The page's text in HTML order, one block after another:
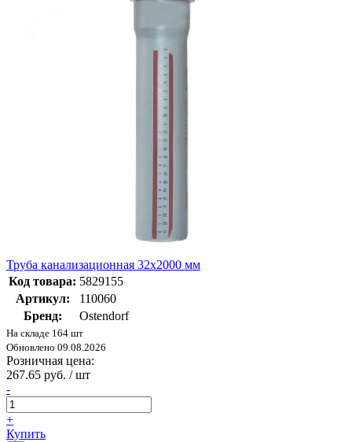
Труба канализационная 32х2000 мм
Код товара: 5829155
Артикул:
110060
Бренд:
Ostendorf
На складе 164 шт
Обновлено 09.08.2026
Розничная цена:
267.65 руб. / шт
-
+
Купить